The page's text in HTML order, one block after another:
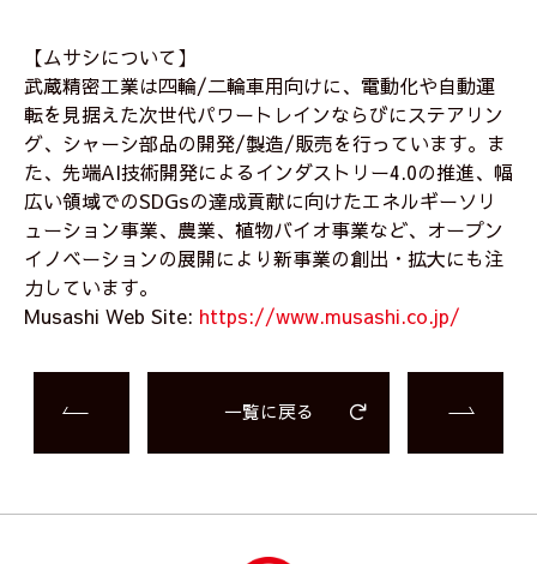
【ムサシについて】
武蔵精密工業は四輪/二輪車用向けに、電動化や自動運
転を見据えた次世代パワートレインならびにステアリン
グ、シャーシ部品の開発/製造/販売を行っています。ま
た、先端AI技術開発によるインダストリー4.0の推進、幅
広い領域でのSDGsの達成貢献に向けたエネルギーソリ
ューション事業、農業、植物バイオ事業など、オープン
イノベーションの展開により新事業の創出・拡大にも注
力しています。
Musashi Web Site: https://www.musashi.co.jp/
一覧に戻る